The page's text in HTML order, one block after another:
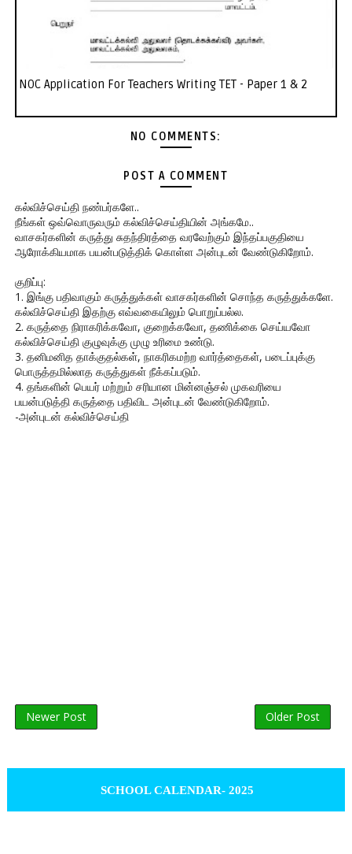
NOC Application For Teachers Writing TET - Paper 1 & 2
NO COMMENTS:
POST A COMMENT
கல்விச்செய்தி நண்பர்களே..
நீங்கள் ஒவ்வொருவரும் கல்விச்செய்தியின் அங்கமே..
வாசகர்களின் கருத்து சுதந்திரத்தை வரவேற்கும் இந்தப்பகுதியை
ஆரோக்கியமாக பயன்படுத்திக் கொள்ள அன்புடன் வேண்டுகிறோம்.
குறிப்பு:
1. இங்கு பதிவாகும் கருத்துக்கள் வாசகர்களின் சொந்த கருத்துக்களே.
கல்விச்செய்தி இதற்கு எவ்வகையிலும் பொறுப்பல்ல.
2. கருத்தை நிராகரிக்கவோ, குறைக்கவோ, தணிக்கை செய்யவோ
கல்விச்செய்தி குழுவுக்கு முழு உரிமை உண்டு.
3. தனிமனித தாக்குதல்கள், நாகரிகமற்ற வார்த்தைகள், படைப்புக்கு
பொருத்தமில்லாத கருத்துகள் நீக்கப்படும்.
4. தங்களின் பெயர் மற்றும் சரியான மின்னஞ்சல் முகவரியை
பயன்படுத்தி கருத்தை பதிவிட அன்புடன் வேண்டுகிறோம்.
-அன்புடன் கல்விச்செய்தி
Newer Post Older Post
SCHOOL CALENDAR- 2025